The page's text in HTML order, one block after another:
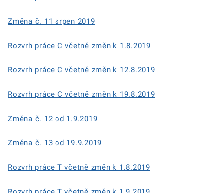
Změna č. 11 srpen 2019
Rozvrh práce C včetně změn k 1.8.2019
Rozvrh práce C včetně změn k 12.8.2019
Rozvrh práce C včetně změn k 19.8.2019
Změna č. 12 od 1.9.2019
Změna č. 13 od 19.9.2019
Rozvrh práce T včetně změn k 1.8.2019